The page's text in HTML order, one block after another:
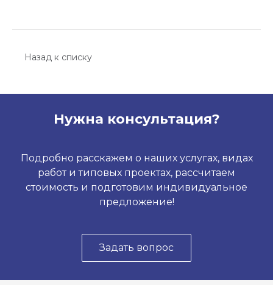
Назад к списку
Нужна консультация?
Подробно расскажем о наших услугах, видах
работ и типовых проектах, рассчитаем
стоимость и подготовим индивидуальное
предложение!
Задать вопрос